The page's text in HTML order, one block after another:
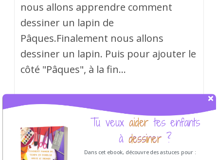
nous allons apprendre comment
dessiner un lapin de
Pâques.Finalement nous allons
dessiner un lapin. Puis pour ajouter le
côté "Pâques", à la fin…
Continuer La Lecture
Rechercher Un Dessin
Tu veux aider tes enfants
à dessiner ?
aider
dessiner
Dans cet ebook, découvre des astuces pour :